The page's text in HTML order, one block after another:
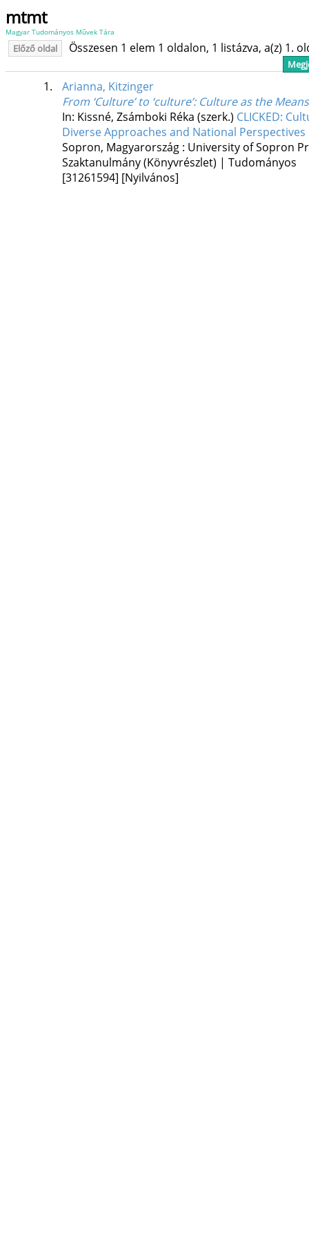
mtmt
Magyar Tudományos Művek Tára
Előző oldal Összesen 1 elem 1 oldalon, 1 listázva, a(z) 1.
1.
Arianna, Kitzinger
From ‘Culture’ to ‘culture’: Culture as the
In: Kissné, Zsámboki Réka (szerk.) CLICKED:
Diverse Approaches and National
Sopron, Magyarország : University of Sopron
Szaktanulmány (Könyvrészlet) | Tudományos
[31261594] [Nyilvános]